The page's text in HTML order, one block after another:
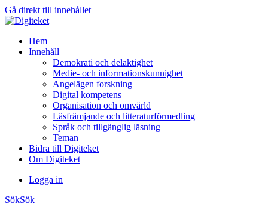
Gå direkt till innehållet
Hem
Innehåll
Demokrati och delaktighet
Medie- och informationskunnighet
Angelägen forskning
Digital kompetens
Organisation och omvärld
Läsfrämjande och litteraturförmedling
Språk och tillgänglig läsning
Teman
Bidra till Digiteket
Om Digiteket
Logga in
SökSök